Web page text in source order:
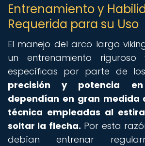
Entrenamiento y
Requerida para su Uso
El manejo del arco largo
un entrenamiento riguroso
específicas por parte de
precisión y potencia
dependían en gran medida
técnica empleadas al
soltar la flecha. Por esta
debían entrenar